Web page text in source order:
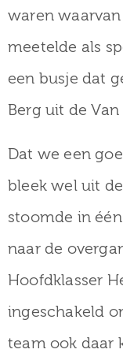
waren
meetelde als
een busje dat
Berg uit de Van
Dat we een
bleek wel uit
stoomde in
naar de
Hoofdklasser
ingeschakeld
team ook daar